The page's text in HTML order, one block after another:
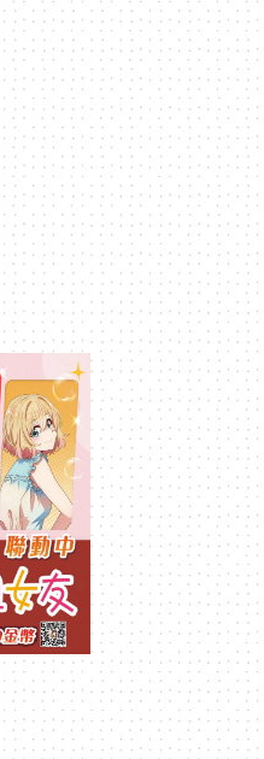
啡 歡慶 4 周年聯名活動